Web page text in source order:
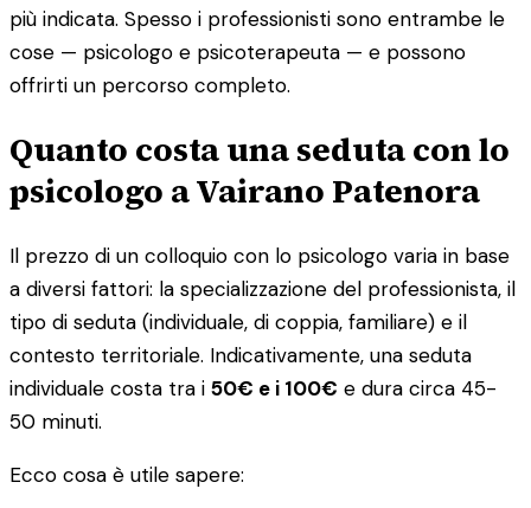
più indicata. Spesso i professionisti sono entrambe le
cose — psicologo e psicoterapeuta — e possono
offrirti un percorso completo.
Quanto costa una seduta con lo
psicologo a Vairano Patenora
Il prezzo di un colloquio con lo psicologo varia in base
a diversi fattori: la specializzazione del professionista, il
tipo di seduta (individuale, di coppia, familiare) e il
contesto territoriale. Indicativamente, una seduta
individuale costa tra i 50€ e i 100€ e dura circa 45-
50 minuti.
Ecco cosa è utile sapere: